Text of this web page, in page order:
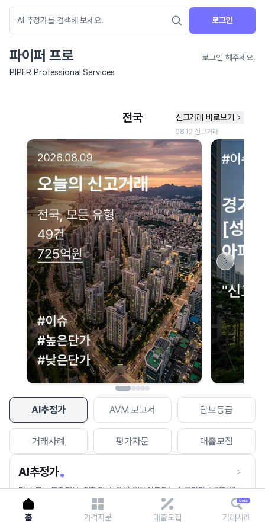
로그인
파이퍼 프로
로그인 해주세요.
PIPER Professional Services
AI추정가 AVM 보고서 담보등급
거래사례 평가자문 대출모집
AI추정가
전국 모든 토지건물, 집합건물, 매월 업데이트되는 AI추정가를 경험해보
세요.
네이버 지도 연결 안내
현재 네이버 지도 연결이 원활하지 않아 지도를 불러올 수 없습니다.
이용에 불편을 드려 죄송합니다.
다시 시도
홈 가격자문 대출모집 거래사례